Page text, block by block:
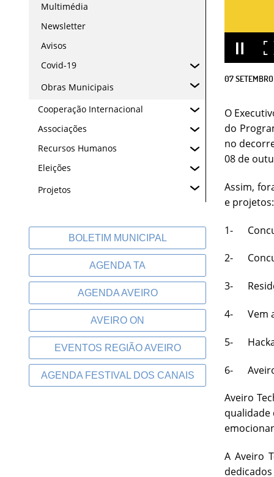
Multimédia
Newsletter
Avisos
Covid-19
Obras Municipais
Cooperação Internacional
Associações
Recursos Humanos
Eleições
Projetos
BOLETIM MUNICIPAL
AGENDA TA
AGENDA AVEIRO
AVEIRO ON
EVENTOS REGIÃO AVEIRO
AGENDA FESTIVAL DOS CANAIS
07SETEMBRO
O
do
no
08 de
Assim,
e projetos:
1-
2-
3-
4- Vem
5-
6- Aveiro
Aveiro
qualidade
A Aveiro